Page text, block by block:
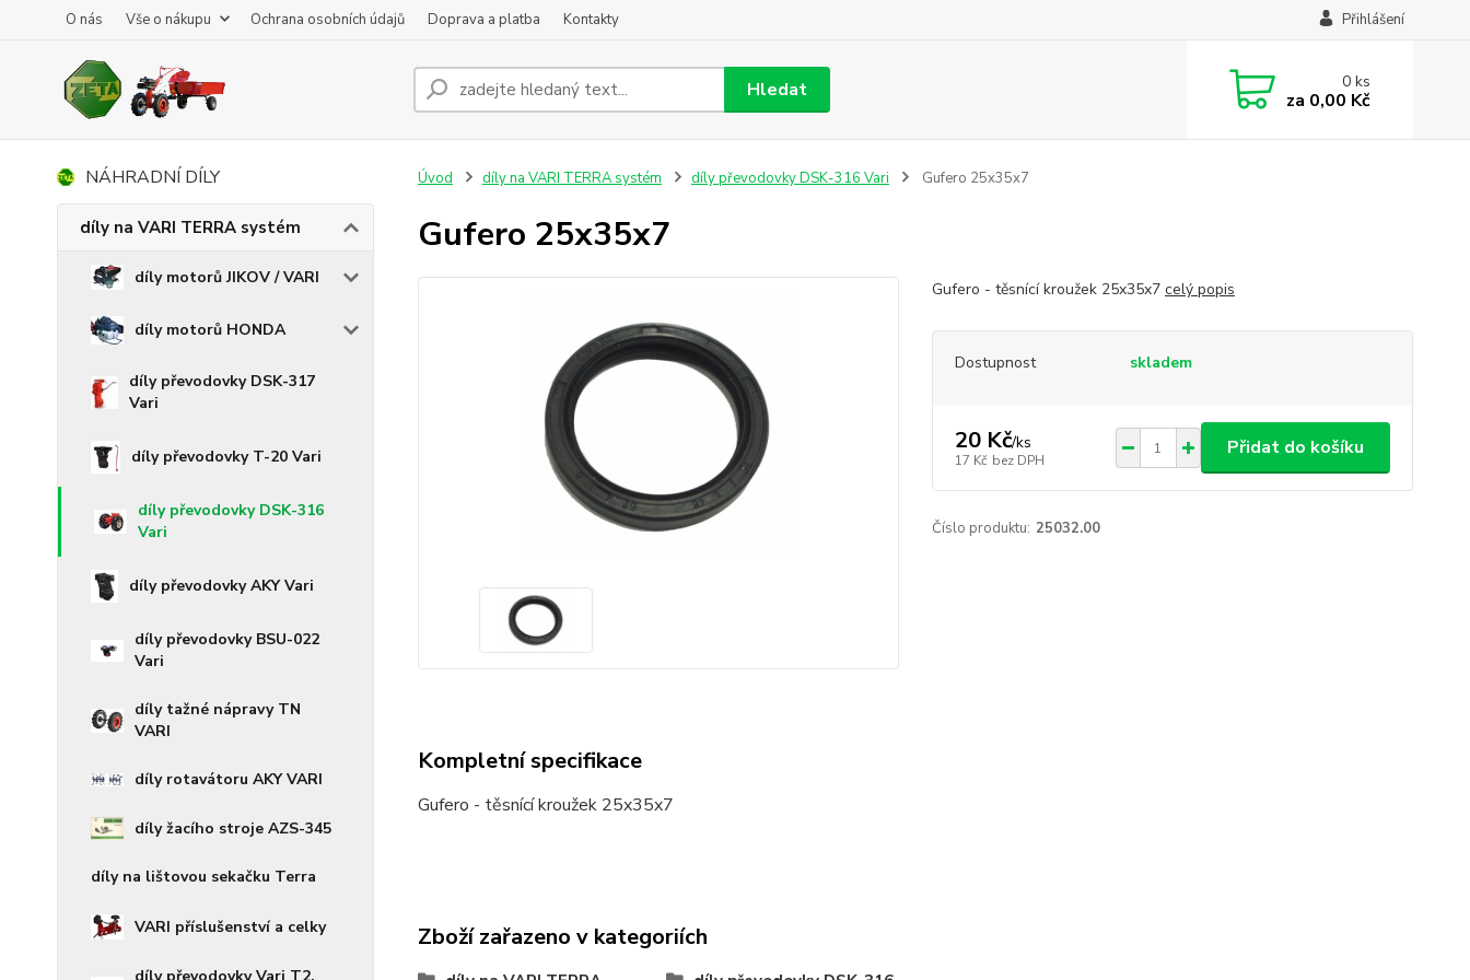
O nás Vše o nákupu Ochrana osobních údajů Doprava a platba Kontakty Přihlášení
Hledat 0ks
za 0,00 Kč
NÁHRADNÍ DÍLY
díly na VARI TERRA systém
díly motorů JIKOV / VARI
díly motorů HONDA
díly převodovky DSK-317
Vari
díly převodovky T-20 Vari
díly převodovky DSK-316
Vari
díly převodovky AKY Vari
díly převodovky BSU-022
Vari
díly tažné nápravy TN
VARI
díly rotavátoru AKY VARI
díly žacího stroje AZS-345
díly na lištovou sekačku Terra
VARI příslušenství a celky
Úvod díly na VARI TERRA systém díly převodovky DSK-316 Vari Gufero 25x35x7
Gufero 25x35x7
Gufero - těsnící kroužek 25x35x7 celý popis
Dostupnost skladem
20 Kč/ks
17 Kč bez DPH
Přidat do košíku
Číslo produktu: 25032.00
Kompletní specifikace
Gufero - těsnící kroužek 25x35x7
Zboží zařazeno v kategoriích